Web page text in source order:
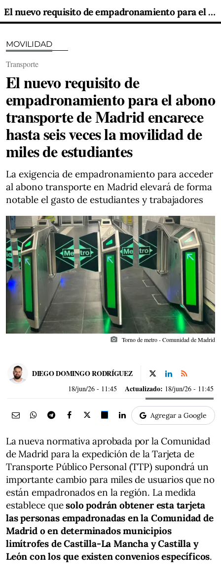
El nuevo requisito de empadronamiento para el abono transporte de Madrid encarece hasta seis veces la movilidad de miles de estudiantes
MOVILIDAD
Transporte
El nuevo requisito de
empadronamiento para el abono
transporte de Madrid encarece
hasta seis veces la movilidad de
miles de estudiantes
La exigencia de empadronamiento para acceder
al abono transporte en Madrid elevará de forma
notable el gasto de estudiantes y trabajadores
photo_camera Torno de metro - Comunidad de Madrid
DIEGO DOMINGO RODRÍGUEZ
18/jun/26 - 11:45 Actualizado: 18/jun/26 - 11:45
Agregar a Google
La nueva normativa aprobada por la Comunidad
de Madrid para la expedición de la Tarjeta de
Transporte Público Personal (TTP) supondrá un
importante cambio para miles de usuarios que no
están empadronados en la región. La medida
establece quesolo podrán obtener esta tarjeta
las personas empadronadas en la Comunidad de
Madrid o en determinados municipios
limítrofes de Castilla-La Mancha y Castilla y
León con los que existen convenios específicos.